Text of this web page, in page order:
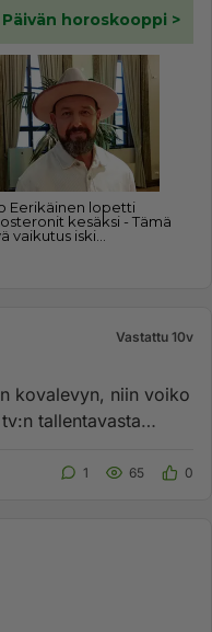
Vastattu 10v
kovalevyn, niin voiko
tallentavasta
1 65 0